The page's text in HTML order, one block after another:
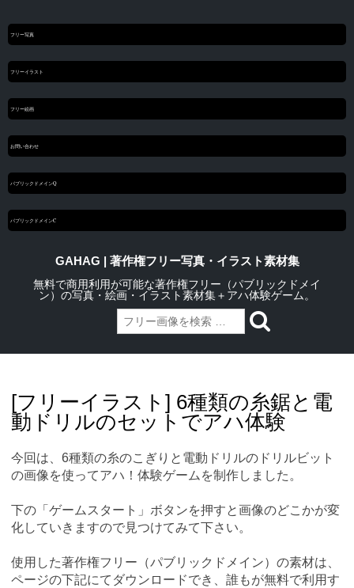
フリー写真
フリーイラスト
フリー絵画
お問い合わせ
パブリックドメインQ
パブリックドメインC
GAHAG | 著作権フリー写真・イラスト素材集
無料で商用利用が可能な著作権フリー（パブリックドメイ
ン）の写真・絵画・イラスト素材集＋アハ体験ゲーム。
content[フリーイラスト] 6種類の糸鋸と電
動ドリルのセットでアハ体験
今回は、6種類の糸のこぎりと電動ドリルのドリルビット
の画像を使ってアハ！体験ゲームを制作しました。
下の「ゲームスタート」ボタンを押すと画像のどこかが変
化していきますので見つけてみて下さい。
使用した著作権フリー（パブリックドメイン）の素材は、
ページの下記にてダウンロードでき、誰もが無料で利用す